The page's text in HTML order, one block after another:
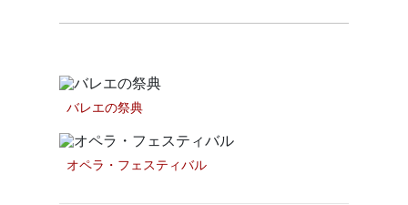
バレエの祭典
オペラ・フェスティバル